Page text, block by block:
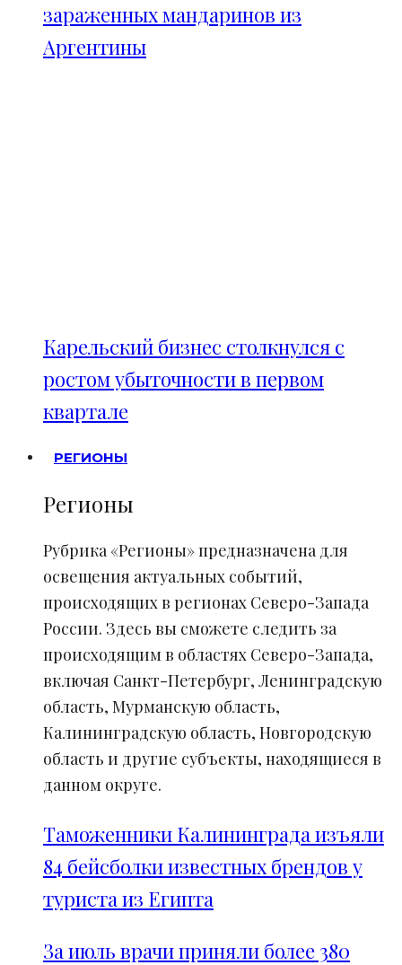
зараженных мандаринов из
Аргентины
Карельский бизнес столкнулся с
ростом убыточности в первом
квартале
РЕГИОНЫ
Регионы
Рубрика «Регионы» предназначена для
освещения актуальных событий,
происходящих в регионах Северо-Запада
России. Здесь вы сможете следить за
происходящим в областях Северо-Запада,
включая Санкт-Петербург, Ленинградскую
область, Мурманскую область,
Калининградскую область, Новгородскую
область и другие субъекты, находящиеся в
данном округе.
Таможенники Калининграда изъяли
84 бейсболки известных брендов у
туриста из Египта
За июль врачи приняли более 380